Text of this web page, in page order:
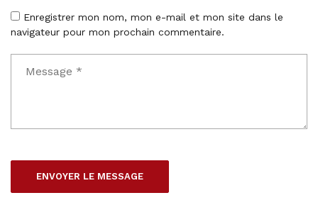
Enregistrer mon nom, mon e-mail et mon site dans le
navigateur pour mon prochain commentaire.